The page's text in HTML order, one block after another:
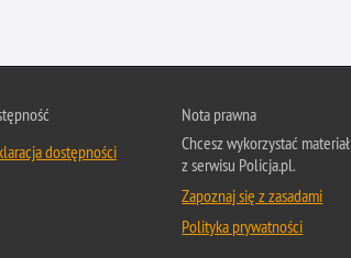
dostępności
Nota prawna
Chcesz wykorzystać materiał
z serwisu Policja.pl.
Zapoznaj się z zasadami
Polityka prywatności